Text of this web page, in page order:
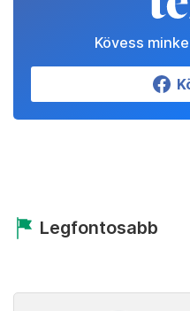
Kövess
Legfontosabb